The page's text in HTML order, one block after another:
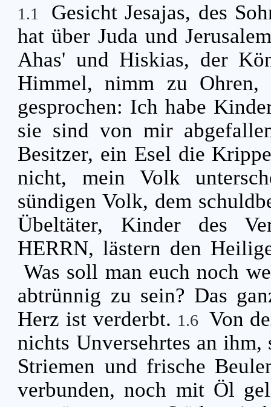
1.1
Gesicht Jesajas, des
hat über Juda und
Ahas' und Hiskias, der
Himmel, nimm zu
gesprochen: Ich habe
sie sind von mir
Besitzer, ein Esel die
nicht, mein Volk
sündigen Volk, dem
Übeltäter, Kinder des
HERRN, lästern den
Was soll man euch noch
abtrünnig zu sein? Das
Herz ist verderbt. 1.6 Von
nichts Unversehrtes an
Striemen und frische
verbunden, noch mit Öl